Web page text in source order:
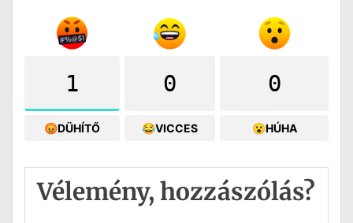
1
😡DÜHÍTŐ
0
😂VICCES
0
😮HÚHA
Vélemény, hozzászólás?